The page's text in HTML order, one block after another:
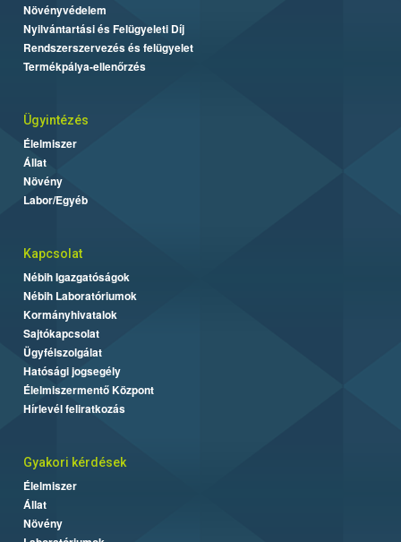
Növényvédelem
Nyilvántartási és Felügyeleti Díj
Rendszerszervezés és felügyelet
Termékpálya-ellenőrzés
Ügyintézés
Élelmiszer
Állat
Növény
Labor/Egyéb
Kapcsolat
Nébih Igazgatóságok
Nébih Laboratóriumok
Kormányhivatalok
Sajtókapcsolat
Ügyfélszolgálat
Hatósági jogsegély
Élelmiszermentő Központ
Hírlevél feliratkozás
Gyakori kérdések
Élelmiszer
Állat
Növény